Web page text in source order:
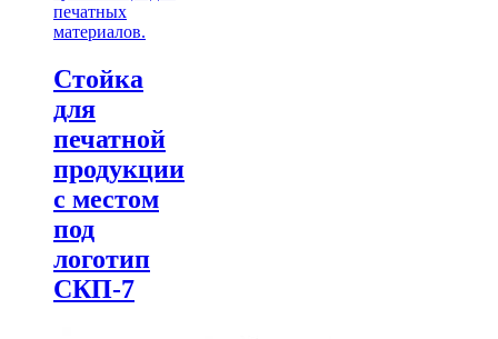
печатных
материалов.
Стойка
для
печатной
продукции
с местом
под
логотип
СКП-7